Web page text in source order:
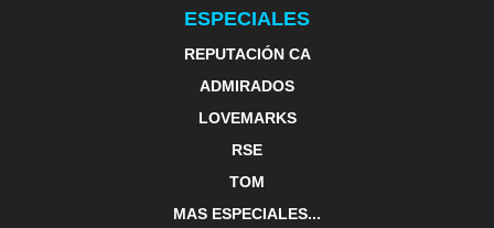
ESPECIALES
REPUTACIÓN CA
ADMIRADOS
LOVEMARKS
RSE
TOM
MAS ESPECIALES...